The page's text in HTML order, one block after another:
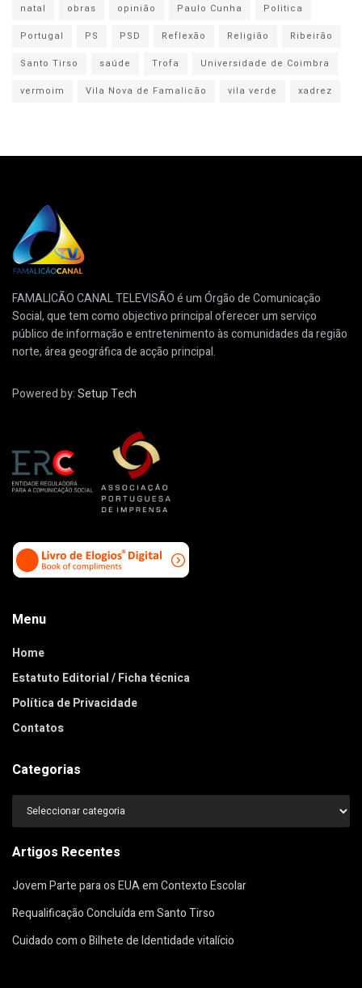
natal
obras opinião Paulo Cunha
Politica
Portugal
PS PSD Reflexão Religião
Ribeirão
Santo Tirso
saúde Trofa
Universidade de Coimbra
vermoim
Vila Nova de Famalicão vila verde xadrez
FAMALICÃO CANAL TELEVISÃO é um Órgão de Comunicação
Social, que tem como objectivo principal oferecer um serviço
público de informação e entretenimento às comunidades da região
norte, área geográfica de acção principal.
Powered by:Setup Tech
Menu
Home
Estatuto Editorial / Ficha técnica
Política de Privacidade
Contatos
Categorias
Categorias
Artigos Recentes
Jovem Parte para os EUA em Contexto Escolar
Requalificação Concluída em Santo Tirso
Cuidado com o Bilhete de Identidade vitalício